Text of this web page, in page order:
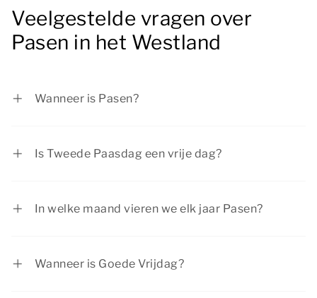
Veelgestelde vragen over
Pasen in het Westland
Wanneer is Pasen?
Is Tweede Paasdag een vrije dag?
In welke maand vieren we elk jaar Pasen?
Wanneer is Goede Vrijdag?